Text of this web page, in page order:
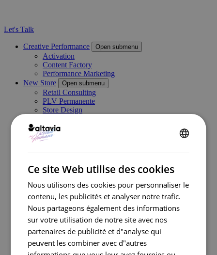
Let's Talk
Creative Performance Open submenu
Activation
Content Factory
Performance Marketing
New Store
Open submenu
Retail Consulting
PLV Permanente
Store Design
Category Management
Digital In Store
Marketing Execution Services
Consulting
Kazaar Automation Platform
Complex Project
Cas clients
Industries
Retail
Travel Retail
Banque
Énergie
Automobile
Santé
Ce site Web utilise des cookies
Nous utilisons des cookies pour personnaliser le
contenu, les publicités et analyser notre trafic.
Nous partageons également des informations
sur votre utilisation de notre site avec nos
partenaires de publicité et d"analyse qui
peuvent les combiner avec d"autres